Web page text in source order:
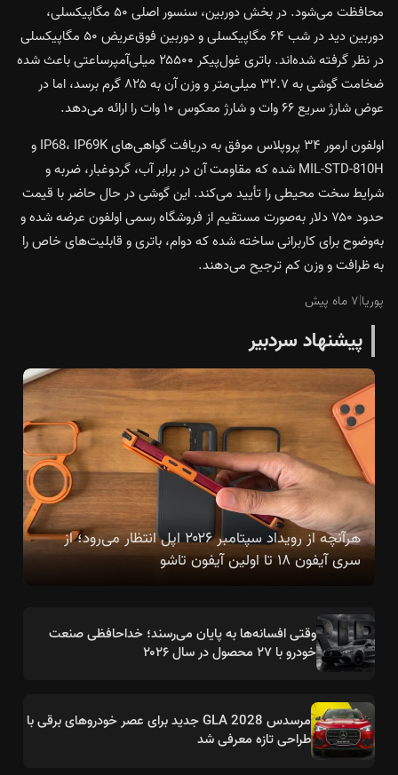
محافظت می‌شود. در بخش دوربین، سنسور اصلی ۵۰ مگاپیکسلی،
دوربین دید در شب ۶۴ مگاپیکسلی و دوربین فوق‌عریض ۵۰ مگاپیکسلی
در نظر گرفته شده‌اند. باتری غول‌پیکر ۲۵۵۰۰ میلی‌آمپرساعتی باعث شده
ضخامت گوشی به ۳۲.۷ میلی‌متر و وزن آن به ۸۲۵ گرم برسد، اما در
عوض شارژ سریع ۶۶ وات و شارژ معکوس ۱۰ وات را ارائه می‌دهد.
اولفون ارمور ۳۴ پروپلاس موفق به دریافت گواهی‌های IP68، IP69K و
MIL-STD-810H شده که مقاومت آن در برابر آب، گردوغبار، ضربه و
شرایط سخت محیطی را تأیید می‌کند. این گوشی در حال حاضر با قیمت
حدود ۷۵۰ دلار به‌صورت مستقیم از فروشگاه رسمی اولفون عرضه شده و
به‌وضوح برای کاربرانی ساخته شده که دوام، باتری و قابلیت‌های خاص را
به ظرافت و وزن کم ترجیح می‌دهند.
پوریا|۷ ماه پیش
پیشنهاد سردبیر
هرآنچه از رویداد سپتامبر ۲۰۲۶ اپل انتظار می‌رود؛ از
سری آیفون ۱۸ تا اولین آیفون تاشو
وقتی افسانه‌ها به پایان می‌رسند؛ خداحافظی صنعت
خودرو با ۲۷ محصول در سال ۲۰۲۶
مرسدس GLA 2028 جدید برای عصر خودروهای برقی با
طراحی تازه معرفی شد